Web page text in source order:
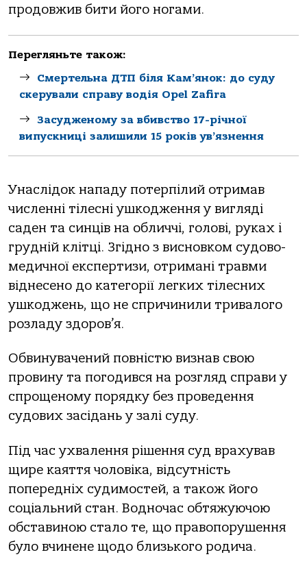
продовжив бити його ногами.
Перегляньте також:
Смертельна ДТП біля Кам’янок: до суду
скерували справу водія Opel Zafira
Засудженому за вбивство 17-річної
випускниці залишили 15 років ув’язнення
Унаслідок нападу потерпілий отримав
численні тілесні ушкодження у вигляді
саден та синців на обличчі, голові, руках і
грудній клітці. Згідно з висновком судово-
медичної експертизи, отримані травми
віднесено до категорії легких тілесних
ушкоджень, що не спричинили тривалого
розладу здоров’я.
Обвинувачений повністю визнав свою
провину та погодився на розгляд справи у
спрощеному порядку без проведення
судових засідань у залі суду.
Під час ухвалення рішення суд врахував
щире каяття чоловіка, відсутність
попередніх судимостей, а також його
соціальний стан. Водночас обтяжуючою
обставиною стало те, що правопорушення
було вчинене щодо близького родича.